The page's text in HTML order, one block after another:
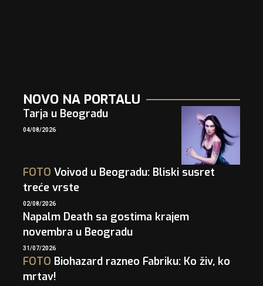
NOVO NA PORTALU
Tarja u Beogradu
04/08/2026
FOTO Voivod u Beogradu: Bliski susret
treće vrste
02/08/2026
Napalm Death sa gostima krajem
novembra u Beogradu
31/07/2026
FOTO Biohazard razneo Fabriku: Ko živ, ko
mrtav!